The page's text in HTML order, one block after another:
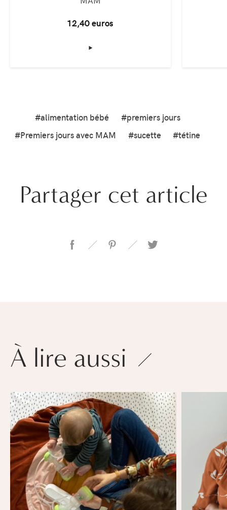
12,40 euros
‣
#alimentation bébé
#premiers jours
#Premiers jours avec MAM
#sucette #tétine
Partager cet article
À lire aussi